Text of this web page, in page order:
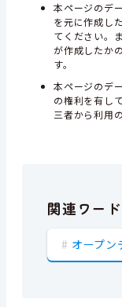
本ページのデ
を元に作成し
てください。
が作成したか
す。
本ページのデ
の権利を有し
三者から利用
関連ワード
オープン